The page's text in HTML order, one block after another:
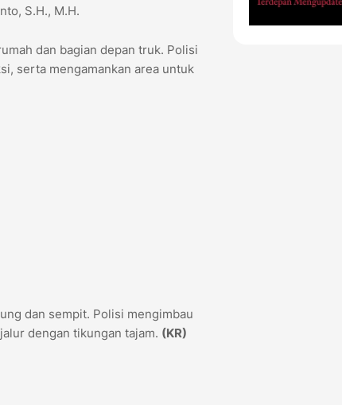
S.H., M.H.
dan bagian depan truk. Polisi
serta mengamankan area untuk
dan sempit. Polisi mengimbau
dengan tikungan tajam. (KR)